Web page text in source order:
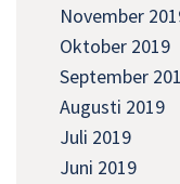
November
Oktober 2019
September
Augusti 2019
Juli 2019
Juni 2019